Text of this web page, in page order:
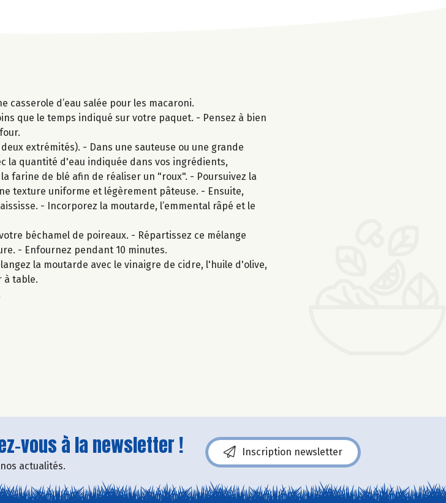
casserole d’eau salée pour les macaroni.
que le temps indiqué sur votre paquet. - Pensez à bien
deux extrémités). - Dans une sauteuse ou une grande
la quantité d'eau indiquée dans vos ingrédients,
farine de blé afin de réaliser un "roux". - Poursuivez la
texture uniforme et légèrement pâteuse. - Ensuite,
- Incorporez la moutarde, l’emmental râpé et le
béchamel de poireaux. - Répartissez ce mélange
- Enfournez pendant 10 minutes.
la moutarde avec le vinaigre de cidre, l'huile d'olive,
à table.
vous à la newsletter !
actualités.
Inscription newsletter